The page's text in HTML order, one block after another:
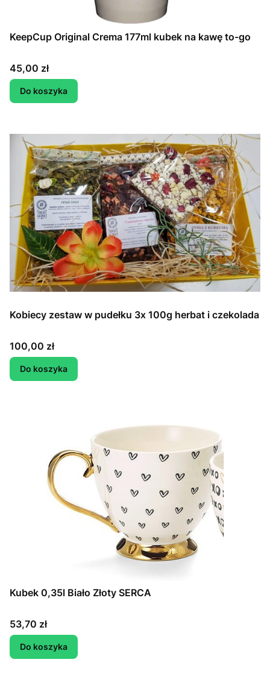
KeepCup Original Crema 177ml kubek na kawę to-go
Cena
45,00 zł
Do koszyka
Kobiecy zestaw w pudełku 3x 100g herbat i czekolada
Cena
100,00 zł
Do koszyka
Kubek 0,35l Biało Złoty SERCA
Cena
53,70 zł
Do koszyka